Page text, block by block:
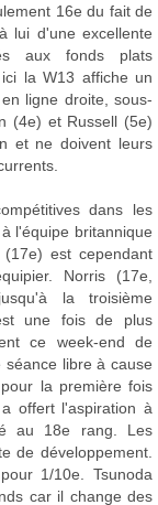
16e du fait de
lui d'une excellente
aux fonds plats
la W13 affiche un
ligne droite, sous-
(4e) et Russell (5e)
et ne doivent leurs
dans les
l'équipe britannique
est cependant
Norris (17e,
la troisième
une fois de plus
ce week-end de
libre à cause
la première fois
offert l'aspiration à
au 18e rang. Les
de développement.
1/10e. Tsunoda
car il change des